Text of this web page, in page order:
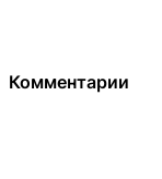
Комментарии